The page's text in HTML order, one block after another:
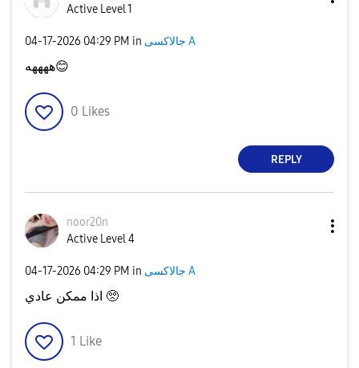
Active Level 1
‎04-17-2026 04:29 PM in جالاكسى A
ههههه😊
0 Likes
REPLY
noor20n
Active Level 4
‎04-17-2026 04:29 PM in جالاكسى A
اذا ممكن عادي 🥺
1 Like